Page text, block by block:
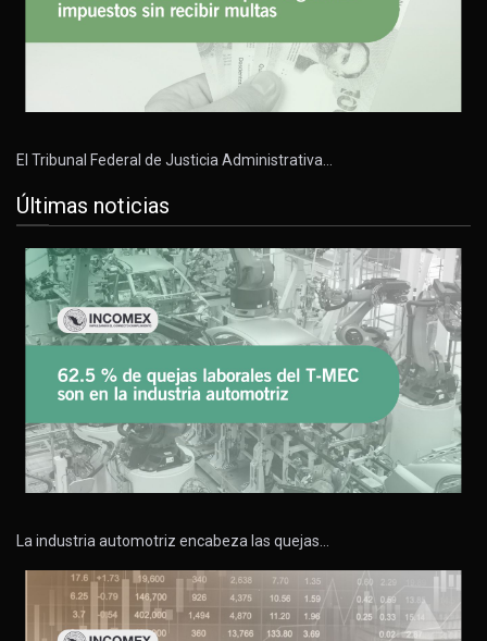
El Tribunal Federal de Justicia Administrativa…
Últimas noticias
La industria automotriz encabeza las quejas…